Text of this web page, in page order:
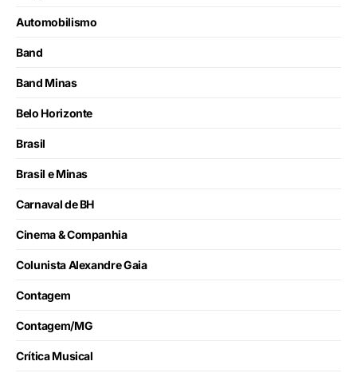
Automobilismo
Band
Band Minas
Belo Horizonte
Brasil
Brasil e Minas
Carnaval de BH
Cinema & Companhia
Colunista Alexandre Gaia
Contagem
Contagem/MG
Crítica Musical